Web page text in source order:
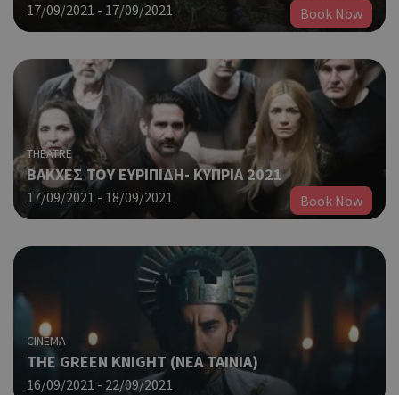
17/09/2021 - 17/09/2021 Book Now
THEATRE
ΒΑΚΧΕΣ ΤΟΥ ΕΥΡΙΠΙΔΗ- ΚΥΠΡΙΑ 2021
17/09/2021 - 18/09/2021 Book Now
CINEMA
THE GREEN KNIGHT (ΝΕΑ ΤΑΙΝΙΑ)
16/09/2021 - 22/09/2021